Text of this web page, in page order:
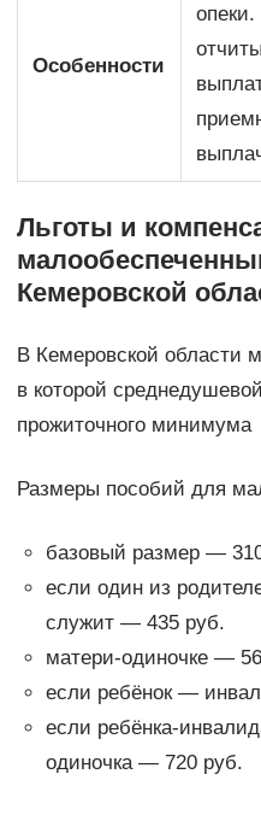
Особенности
Льготы и
Кемеровской
В Кемеровской области
в которой
прожиточного
Размеры пособий для
базовый размер —
если один из
служит — 435 руб.
матери-одиночке —
если ребёнок —
если ребёнка-
одиночка — 720 руб.